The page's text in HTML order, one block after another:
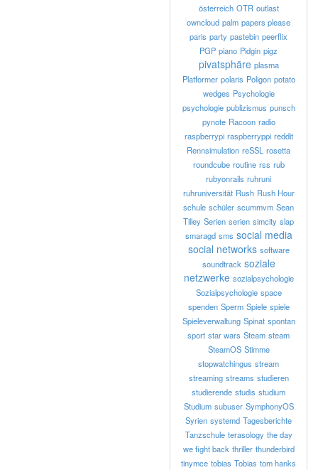
österreich OTR outlast
owncloud palm papers please
paris party pastebin peerflix
PGP piano Pidgin pigz
pivatsphäre plasma
Platformer polaris Poligon potato
wedges Psychologie
psychologie publizismus punsch
pynote Racoon radio
raspberrypi raspberryppi reddit
Rennsimulation reSSL rosetta
roundcube routine rss rub
rubyonrails ruhruni
ruhruniversität Rush Rush Hour
schule schüler scummvm Sean
Tilley Serien serien simcity slap
smaragd sms social media
social networks software
soundtrack soziale
netzwerke sozialpsychologie
Sozialpsychologie space
spenden Sperm Spiele spiele
Spieleverwaltung Spinat spontan
sport star wars Steam steam
SteamOS Stimme
stopwatchingus stream
streaming streams studieren
studierende studis studium
Studium subuser SymphonyOS
Syrien systemd Tagesberichte
Tanzschule terasology the day
we fight back thriller thunderbird
tinymce tobias Tobias tom hanks